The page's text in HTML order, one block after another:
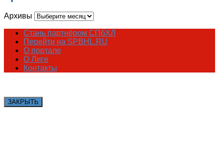
Архивы
Стань партнёром СПбХЛ
Перейти на SPBHL.RU
О портале
О Лиге
Контакты
ЗАКРЫТЬ